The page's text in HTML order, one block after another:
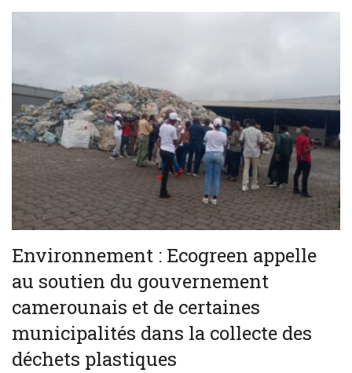
Environnement : Ecogreen appelle
au soutien du gouvernement
camerounais et de certaines
municipalités dans la collecte des
déchets plastiques